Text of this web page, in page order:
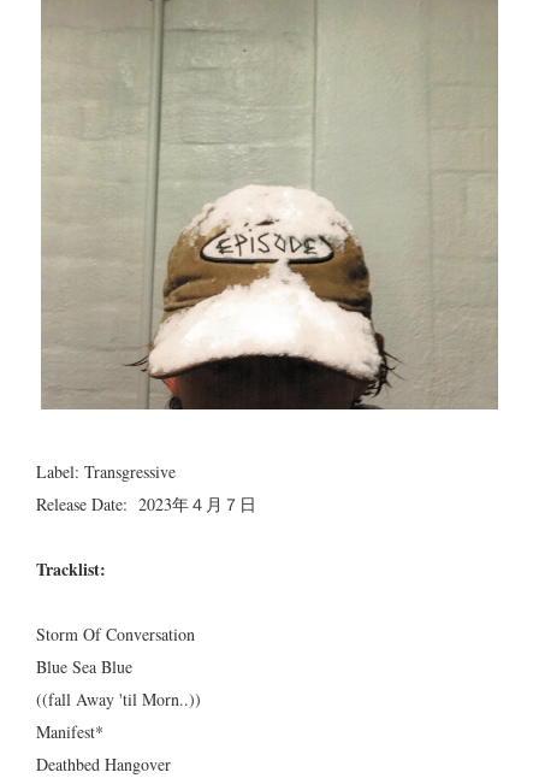
Label: Transgressive
Release Date: 2023年４月７日
Tracklist:
Storm Of Conversation
Blue Sea Blue
((fall Away 'til Morn..))
Manifest*
Deathbed Hangover